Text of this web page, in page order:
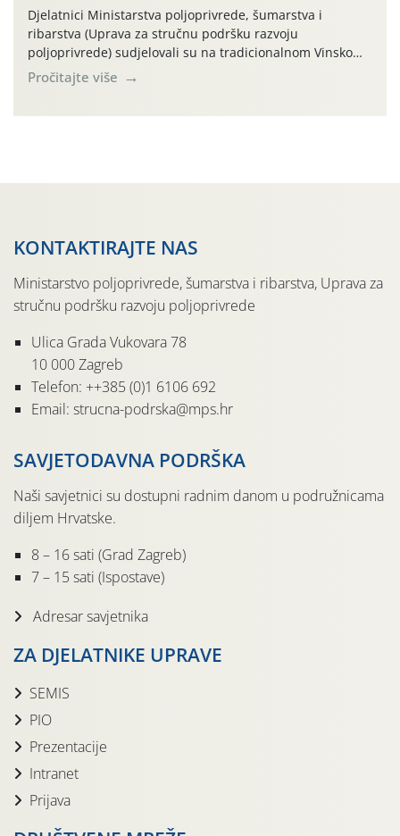
Djelatnici Ministarstva poljoprivrede, šumarstva i
ribarstva (Uprava za stručnu podršku razvoju
poljoprivrede) sudjelovali su na tradicionalnom Vinskom
forumu, održanom 24.07.2026. godine u Domu vinarske
tradicije u Putnikovićima na poluotoku Pelješcu, u
Pročitajte više
KONTAKTIRAJTE NAS
Ministarstvo poljoprivrede, šumarstva i ribarstva, Uprava za
stručnu podršku razvoju poljoprivrede
Ulica Grada Vukovara 78
10 000 Zagreb
Telefon: ++385 (0)1 6106 692
Email: strucna-podrska@mps.hr
SAVJETODAVNA PODRŠKA
Naši savjetnici su dostupni radnim danom u podružnicama
diljem Hrvatske.
8 – 16 sati (Grad Zagreb)
7 – 15 sati (Ispostave)
Adresar savjetnika
ZA DJELATNIKE UPRAVE
SEMIS
PIO
Prezentacije
Intranet
Prijava